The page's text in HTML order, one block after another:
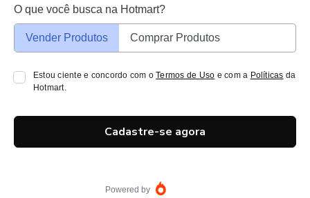
O que você busca na Hotmart?
Vender Produtos Comprar Produtos
Estou ciente e concordo com oTermos de Uso e com a Políticas da
Hotmart.
Cadastre-se agora
Powered by